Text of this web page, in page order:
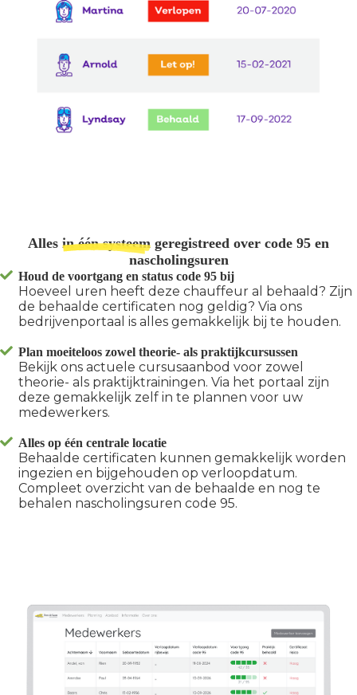
Alles in één systeem geregistreed over code 95 en
nascholingsuren
Houd de voortgang en status code 95 bij
Hoeveel uren heeft deze chauffeur al behaald? Zijn
de behaalde certificaten nog geldig? Via ons
bedrijvenportaal is alles gemakkelijk bij te houden.
Plan moeiteloos zowel theorie- als praktijkcursussen
Bekijk ons actuele cursusaanbod voor zowel
theorie- als praktijktrainingen. Via het portaal zijn
deze gemakkelijk zelf in te plannen voor uw
medewerkers.
Alles op één centrale locatie
Behaalde certificaten kunnen gemakkelijk worden
ingezien en bijgehouden op verloopdatum.
Compleet overzicht van de behaalde en nog te
behalen nascholingsuren code 95.